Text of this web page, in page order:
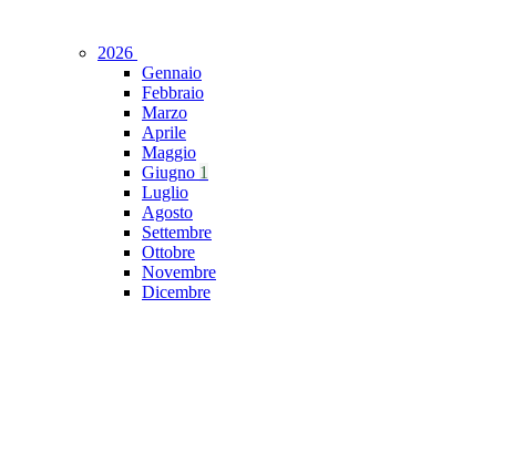
2026
Gennaio
Febbraio
Marzo
Aprile
Maggio
Giugno 1
Luglio
Agosto
Settembre
Ottobre
Novembre
Dicembre